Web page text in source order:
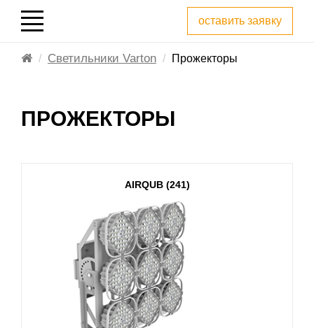
оставить заявку
Светильники Varton Прожекторы
ПРОЖЕКТОРЫ
AIRQUB (241)